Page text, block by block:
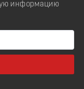
информацию